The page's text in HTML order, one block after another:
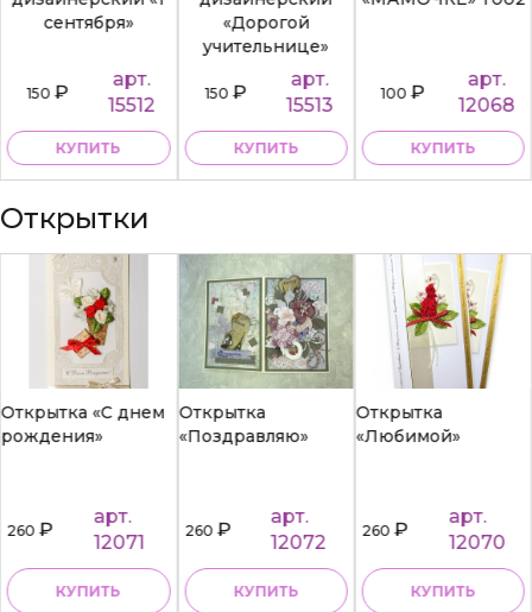
сентября»
150₽
арт.
15512
КУПИТЬ
«Дорогой
учительнице»
150₽
арт.
15513
КУПИТЬ
100₽
арт.
12068
КУПИТЬ
Открытки
Открытка «С днем
рождения»
260₽
арт.
12071
КУПИТЬ
Открытка
«Поздравляю»
260₽
арт.
12072
КУПИТЬ
Открытка
«Любимой»
260₽
арт.
12070
КУПИТЬ